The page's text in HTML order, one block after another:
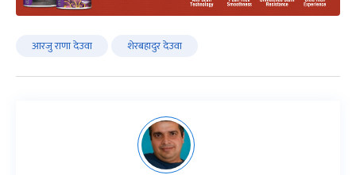
आरजु राणा देउवा शेरबहादुर देउवा